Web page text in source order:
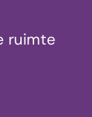
ruimte